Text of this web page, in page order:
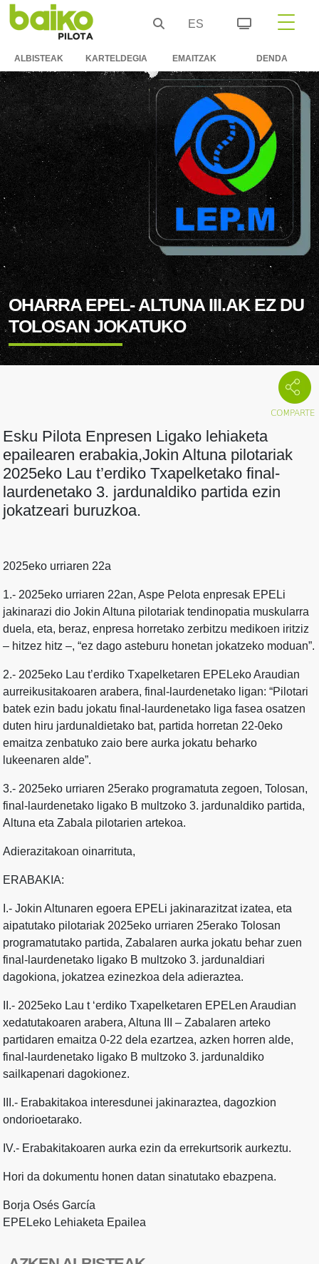
ES
ALBISTEAK KARTELDEGIA EMAITZAK DENDA
OHARRA EPEL- ALTUNA III.AK EZ DU
TOLOSAN JOKATUKO
Esku Pilota Enpresen Ligako lehiaketa
epailearen erabakia,Jokin Altuna pilotariak
2025eko Lau t’erdiko Txapelketako final-
laurdenetako 3. jardunaldiko partida ezin
jokatzeari buruzkoa.
2025eko urriaren 22a
1.- 2025eko urriaren 22an, Aspe Pelota enpresak EPELi
jakinarazi dio Jokin Altuna pilotariak tendinopatia muskularra
duela, eta, beraz, enpresa horretako zerbitzu medikoen iritziz
– hitzez hitz –, “ez dago asteburu honetan jokatzeko moduan”.
2.- 2025eko Lau t’erdiko Txapelketaren EPELeko Araudian
aurreikusitakoaren arabera, final-laurdenetako ligan: “Pilotari
batek ezin badu jokatu final-laurdenetako liga fasea osatzen
duten hiru jardunaldietako bat, partida horretan 22-0eko
emaitza zenbatuko zaio bere aurka jokatu beharko
lukeenaren alde”.
3.- 2025eko urriaren 25erako programatuta zegoen, Tolosan,
final-laurdenetako ligako B multzoko 3. jardunaldiko partida,
Altuna eta Zabala pilotarien artekoa.
Adierazitakoan oinarrituta,
ERABAKIA:
I.- Jokin Altunaren egoera EPELi jakinarazitzat izatea, eta
aipatutako pilotariak 2025eko urriaren 25erako Tolosan
programatutako partida, Zabalaren aurka jokatu behar zuen
final-laurdenetako ligako B multzoko 3. jardunaldiari
dagokiona, jokatzea ezinezkoa dela adieraztea.
II.- 2025eko Lau t ‘erdiko Txapelketaren EPELen Araudian
xedatutakoaren arabera, Altuna III – Zabalaren arteko
partidaren emaitza 0-22 dela ezartzea, azken horren alde,
final-laurdenetako ligako B multzoko 3. jardunaldiko
sailkapenari dagokionez.
III.- Erabakitakoa interesdunei jakinaraztea, dagozkion
ondorioetarako.
IV.- Erabakitakoaren aurka ezin da errekurtsorik aurkeztu.
Hori da dokumentu honen datan sinatutako ebazpena.
Borja Osés García
EPELeko Lehiaketa Epailea